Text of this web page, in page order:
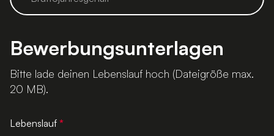
Bewerbungsunterlagen
Bitte lade deinen Lebenslauf hoch (Dateigröße max.
20 MB).
Lebenslauf *